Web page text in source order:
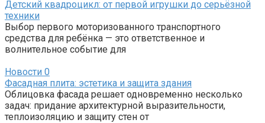
Детский квадроцикл: от первой игрушки до серьёзной
техники
Выбор первого моторизованного транспортного
средства для ребёнка — это ответственное и
волнительное событие для
Новости 0
Фасадная плита: эстетика и защита здания
Облицовка фасада решает одновременно несколько
задач: придание архитектурной выразительности,
теплоизоляцию и защиту стен от